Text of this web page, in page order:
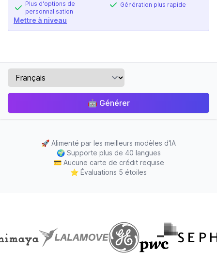
Plus d'options de
personnalisation
Génération plus rapide
Mettre à niveau
🤖 Générer
🚀 Alimenté par les meilleurs modèles d'IA
🌍 Supporte plus de 40 langues
💳 Aucune carte de crédit requise
⭐ Évaluations 5 étoiles